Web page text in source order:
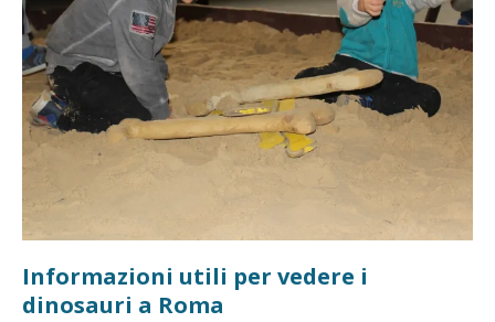
Informazioni utili per vedere i
dinosauri a Roma